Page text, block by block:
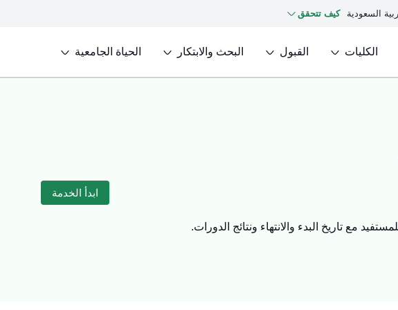
السعودية كيف تتحقق
الكليات القبول البحث والابتكار الحياة الجامعية
ابدأ الخدمة
مع تاريخ البدء والانتهاء ونتائج الدورات.